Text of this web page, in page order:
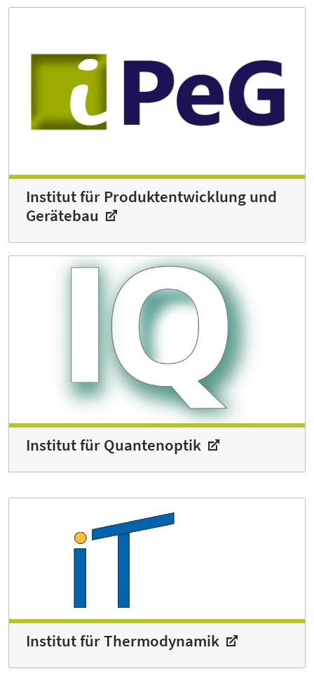
Institut für Produktentwicklung und
Gerätebau
Institut für Quantenoptik
Institut für Thermodynamik